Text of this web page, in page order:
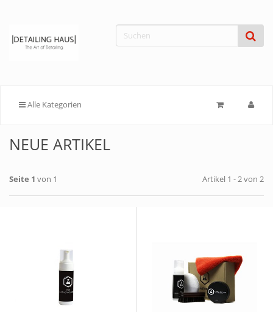
Alle Kategorien
NEUE ARTIKEL
Seite 1 von 1 Artikel 1 - 2 von 2